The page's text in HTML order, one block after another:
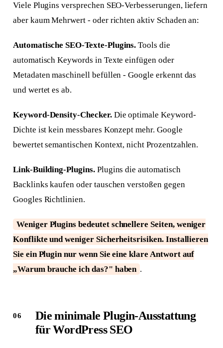
Viele Plugins versprechen SEO-Verbesserungen, liefern
aber kaum Mehrwert - oder richten aktiv Schaden an:
Automatische SEO-Texte-Plugins. Tools die
automatisch Keywords in Texte einfügen oder
Metadaten maschinell befüllen - Google erkennt das
und wertet es ab.
Keyword-Density-Checker.Die optimale Keyword-
Dichte ist kein messbares Konzept mehr. Google
bewertet semantischen Kontext, nicht Prozentzahlen.
Link-Building-Plugins.Plugins die automatisch
Backlinks kaufen oder tauschen verstoßen gegen
Googles Richtlinien.
Weniger Plugins bedeutet schnellere Seiten, weniger
Konflikte und weniger Sicherheitsrisiken. Installieren
Sie ein Plugin nur wenn Sie eine klare Antwort auf
„Warum brauche ich das?" haben .
Die minimale Plugin-Ausstattung
für WordPress SEO